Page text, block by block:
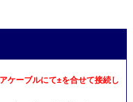
ケーブルにて±を合せて接続し